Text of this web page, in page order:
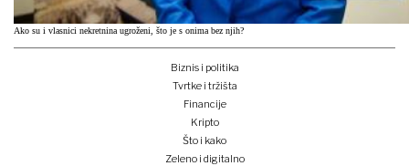
Ako su i vlasnici nekretnina ugroženi, što je s onima bez njih?
Biznis i politika
Tvrtke i tržišta
Financije
Kripto
Što i kako
Zeleno i digitalno